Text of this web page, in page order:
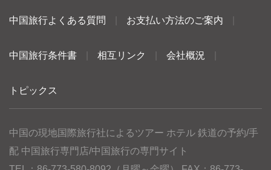
中国旅行よくある質問 お支払い方法のご案内
中国旅行条件書 相互リンク 会社概況
トピックス
中国の現地国際旅行社によるツアー ホテル 鉄道の予約/手
配 中国旅行専門店/中国旅行の専門サイト